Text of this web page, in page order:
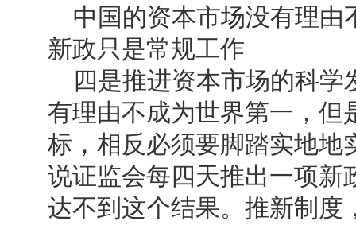
中国的资本市场没有理由
新政只是常规工作
四是推进资本市场的科学
有理由不成为世界第一，但
标，相反必须要脚踏实地地
说证监会每四天推出一项新
达不到这个结果。推新制度